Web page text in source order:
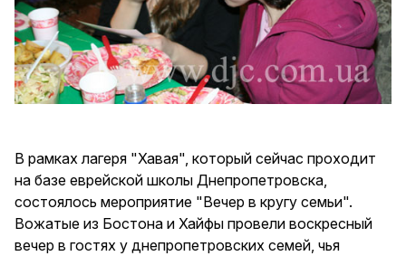
В рамках лагеря "Хавая", который сейчас проходит
на базе еврейской школы Днепропетровска,
состоялось мероприятие "Вечер в кругу семьи".
Вожатые из Бостона и Хайфы провели воскресный
вечер в гостях у днепропетровских семей, чья